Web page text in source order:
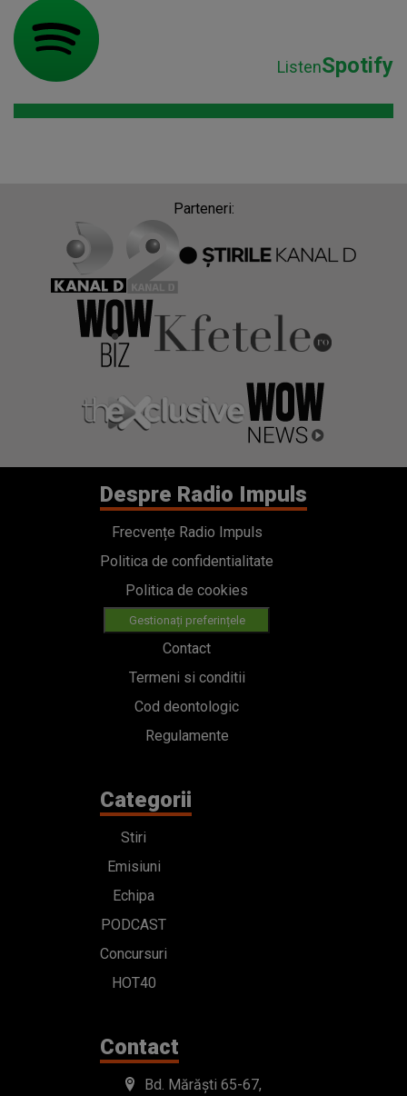
ListenSpotify
Parteneri:
Despre Radio Impuls
Frecvențe Radio Impuls
Politica de confidentialitate
Politica de cookies
Gestionați preferințele
Contact
Termeni si conditii
Cod deontologic
Regulamente
Categorii
Stiri
Emisiuni
Echipa
PODCAST
Concursuri
HOT40
Contact
Bd. Mărăști 65-67,